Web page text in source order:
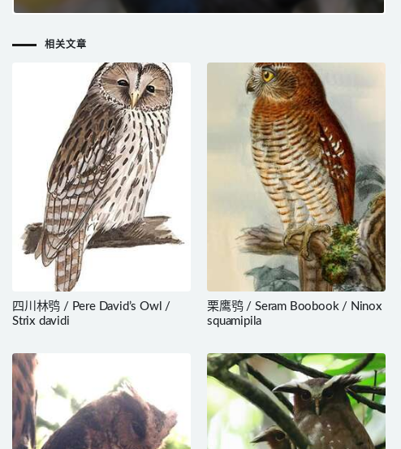
相关文章
四川林鸮 / Pere David’s Owl /
Strix davidi
栗鹰鸮 / Seram Boobook / Ninox
squamipila